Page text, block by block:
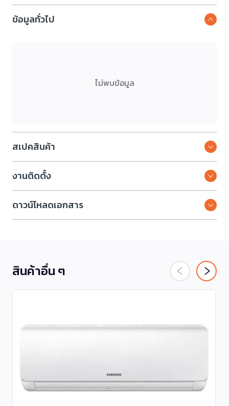
ข้อมูลทั่วไป
ไม่พบข้อมูล
สเปคสินค้า
งานติดตั้ง
ดาวน์โหลดเอกสาร
สินค้าอื่น ๆ